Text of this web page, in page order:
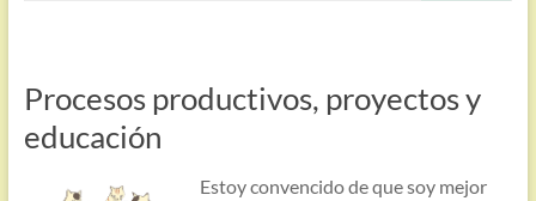
Procesos productivos, proyectos y
educación
Estoy convencido de que soy mejor